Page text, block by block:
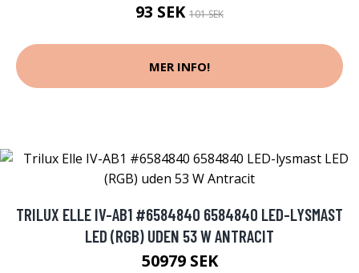
93 SEK 101 SEK
MER INFO!
TRILUX ELLE IV-AB1 #6584840 6584840 LED-LYSMAST
LED (RGB) UDEN 53 W ANTRACIT
50979 SEK